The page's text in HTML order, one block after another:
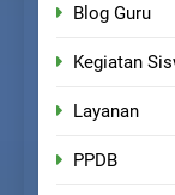
Blog Guru
Kegiatan
Layanan
PPDB